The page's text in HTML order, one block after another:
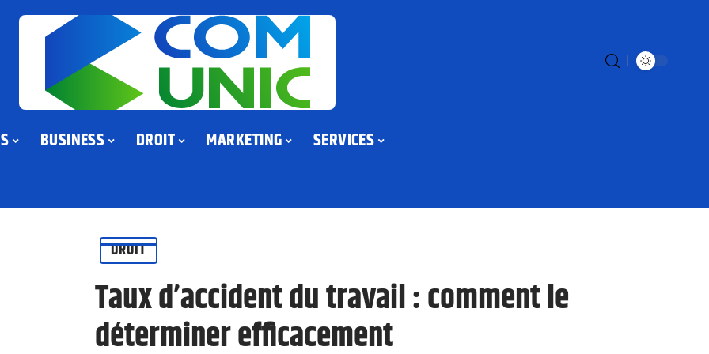
BUSINESS DROIT MARKETING SERVICES
DROIT
Taux d’accident du travail : comment le
déterminer efficacement